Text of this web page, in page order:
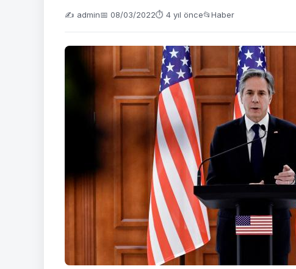
✍️ admin📅 08/03/2022⏱ 4 yıl önce📂Haber